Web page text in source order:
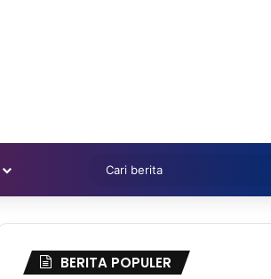
BERITA POPULER